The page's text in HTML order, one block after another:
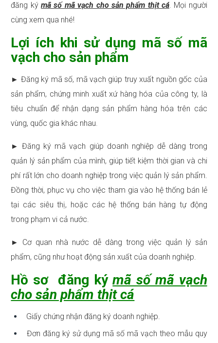
đăng kýmã số mã vạch cho sản phẩm thịt cá. Mọi người
cùng xem qua nhé!
Lợi ích khi sử dụng mã số mã
vạch cho sản phẩm
► Đăng ký mã số, mã vạch giúp truy xuất nguồn gốc của
sản phẩm, chứng minh xuất xứ hàng hóa của công ty, là
tiêu chuẩn để nhận dạng sản phẩm hàng hóa trên các
vùng, quốc gia khác nhau.
► Đăng ký mã vạch giúp doanh nghiệp dễ dàng trong
quản lý sản phẩm của mình, giúp tiết kiệm thời gian và chi
phí rất lớn cho doanh nghiệp trong việc quản lý sản phẩm.
Đồng thời, phục vụ cho việc tham gia vào hệ thống bán lẻ
tại các siêu thị, hoặc các hệ thống bán hàng tự động
trong phạm vi cả nước.
► Cơ quan nhà nước dễ dàng trong việc quản lý sản
phẩm, cũng như hoạt động sản xuất của doanh nghiệp.
Hồ sơ đăng kýmã số mã vạch
cho sản phẩm thịt cá
Giấy chứng nhận đăng ký doanh nghiệp.
Đơn đăng ký sử dụng mã số mã vạch theo mẫu quy